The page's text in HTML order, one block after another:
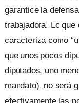
garantice la
trabajadora. Lo
caracteriza como
que unos pocos
diputados, uno
mandato), no será
efectivamente las